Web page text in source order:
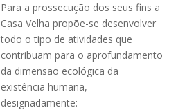
Para a prossecução dos seus fins a
Casa Velha propõe-se desenvolver
todo o tipo de atividades que
contribuam para o aprofundamento
da dimensão ecológica da
existência humana,
designadamente: